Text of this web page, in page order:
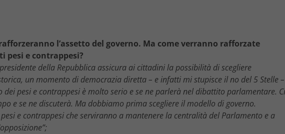
l’assetto del governo. Ma come verranno rafforzate
pesi e contrappesi?
della Repubblica assicura ai cittadini la possibilità di scegliere
un momento di democrazia diretta – e infatti mi stupisce il no del 5 Stelle –
pesi e contrappesi è molto serio e se ne parlerà nel dibattito parlamentare. Ci
e se ne discuterà. Ma dobbiamo prima scegliere il modello di governo.
e contrappesi che serviranno a mantenere la centralità del Parlamento e a